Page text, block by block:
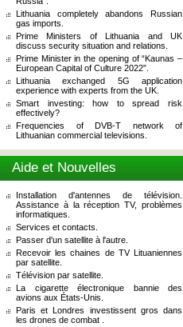
Lithuania completely abandons Russian
gas imports.
Prime Ministers of Lithuania and UK
discuss security situation and relations.
Prime Minister in the opening of “Kaunas –
European Capital of Culture 2022”.
Lithuania exchanged 5G application
experience with experts from the UK.
Smart investing: how to spread risk
effectively?
Frequencies of DVB-T network of
Lithuanian commercial televisions.
Aide et Nouvelles
Installation d'antennes de télévision.
Assistance à la réception TV, problèmes
informatiques.
Services et contacts.
Passer d'un satellite à l'autre.
Recevoir les chaines de TV Lituaniennes
par satellite.
Télévision par satellite.
La cigarette électronique bannie des
avions aux États-Unis.
Paris et Londres investissent gros dans
les drones de combat .